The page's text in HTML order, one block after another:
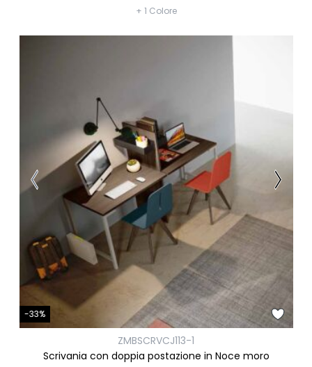
+ 1 Colore
-33%
ZMBSCRVCJ113-1
Scrivania con doppia postazione in Noce moro